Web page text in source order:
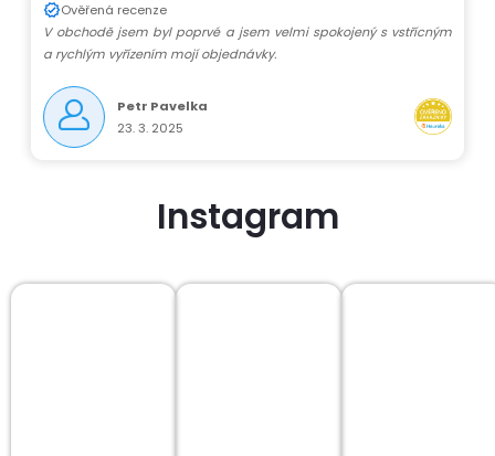
Ověřená recenze
V obchodě jsem byl poprvé a jsem velmi spokojený s vstřícným
a rychlým vyřízením mojí objednávky.
Petr Pavelka
23. 3. 2025
Instagram